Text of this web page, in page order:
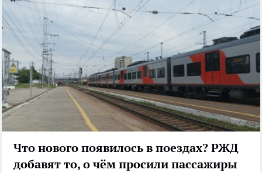
Что нового появилось в поездах? РЖД
добавят то, о чём просили пассажиры